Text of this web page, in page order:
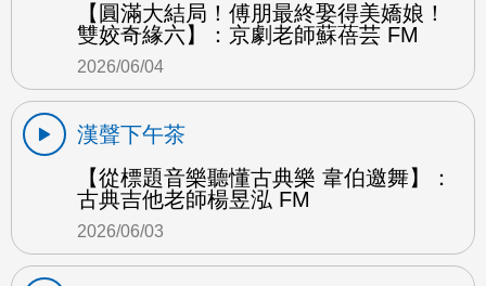
【圓滿大結局！傅朋最終娶得美嬌娘！
雙姣奇緣六】：京劇老師蘇蓓芸 FM
2026/06/04
漢聲下午茶
【從標題音樂聽懂古典樂 韋伯邀舞】：
古典吉他老師楊昱泓 FM
2026/06/03